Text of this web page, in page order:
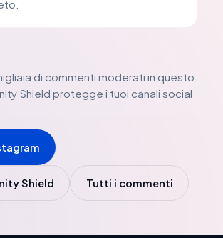
di commenti moderati in questo
Shield protegge i tuoi canali social
Shield Tutti i commenti